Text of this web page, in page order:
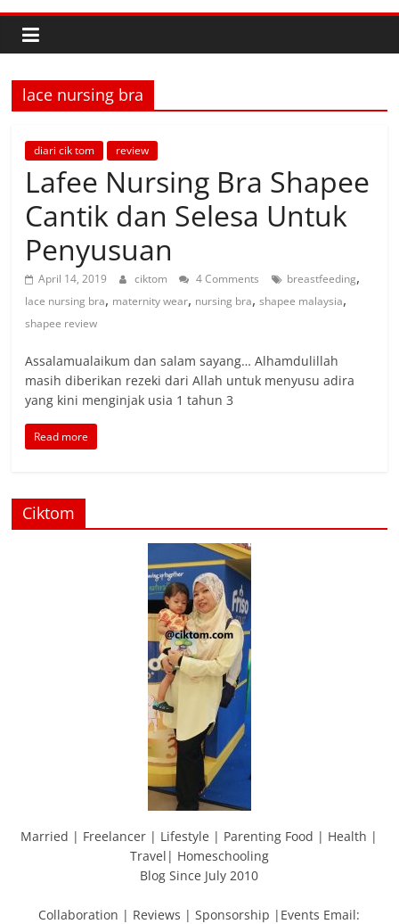
lace nursing bra
diari cik tom review
Lafee Nursing Bra Shapee
Cantik dan Selesa Untuk
Penyusuan
April 14, 2019 ciktom 4 Comments breastfeeding,
lace nursing bra, maternity wear, nursing bra,shapee malaysia,
shapee review
Assalamualaikum dan salam sayang… Alhamdulillah
masih diberikan rezeki dari Allah untuk menyusu adira
yang kini menginjak usia 1 tahun 3
Read more
Ciktom
Married | Freelancer | Lifestyle | Parenting Food | Health |
Travel| Homeschooling
Blog Since July 2010
Collaboration | Reviews | Sponsorship |Events Email: